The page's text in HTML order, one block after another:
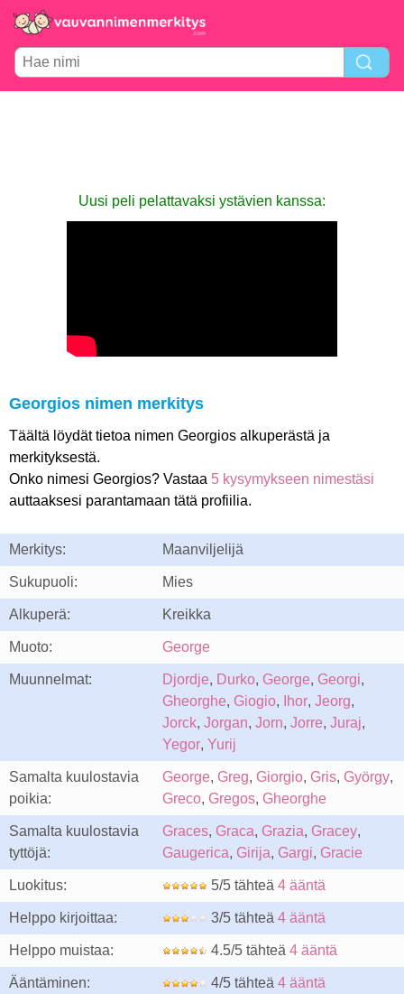
Uusi peli pelattavaksi ystävien kanssa:
Georgios nimen merkitys
Täältä löydät tietoa nimen Georgios alkuperästä ja
merkityksestä.
Onko nimesi Georgios? Vastaa 5 kysymykseen nimestäsi
auttaaksesi parantamaan tätä profiilia.
Merkitys: Maanviljelijä
Sukupuoli: Mies
Alkuperä: Kreikka
Muoto: George
Muunnelmat: Djordje, Durko, George, Georgi,
Gheorghe, Giogio, Ihor, Jeorg,
Jorck, Jorgan, Jorn, Jorre, Juraj,
Yegor, Yurij
Samalta kuulostavia
poikia:
George, Greg, Giorgio, Gris, György,
Greco, Gregos, Gheorghe
Samalta kuulostavia
tyttöjä:
Graces, Graca, Grazia, Gracey,
Gaugerica, Girija, Gargi, Gracie
Luokitus: 5/5 tähteä 4 ääntä
Helppo kirjoittaa: 3/5 tähteä 4 ääntä
Helppo muistaa: 4.5/5 tähteä 4 ääntä
Ääntäminen: 4/5 tähteä 4 ääntä